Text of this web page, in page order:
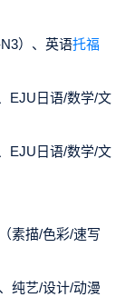
）、英语托福
EJU日语/数学/文
EJU日语/数学/文
素描/色彩/速写
纯艺/设计/动漫